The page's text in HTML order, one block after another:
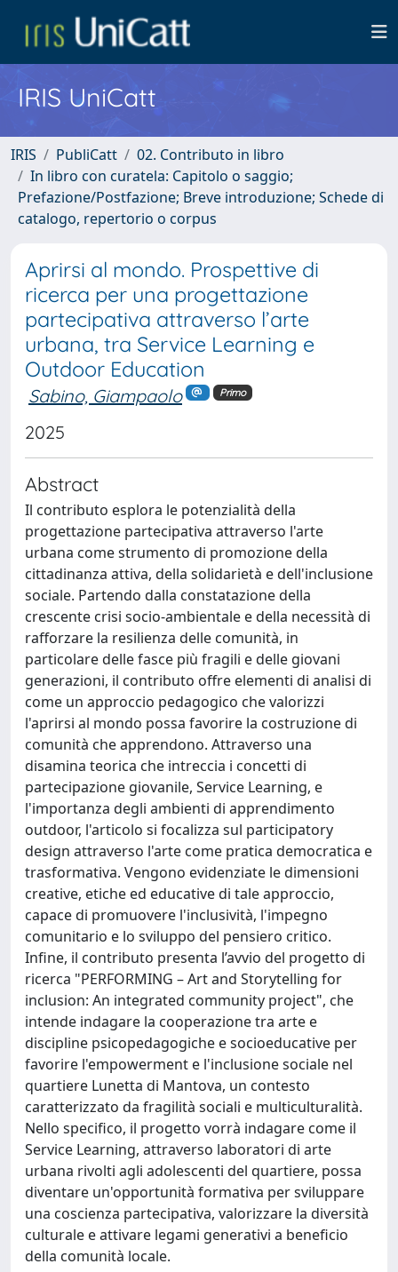
IRIS UniCatt
IRIS PubliCatt
02. Contributo in libro
In libro con curatela: Capitolo o saggio;
Prefazione/Postfazione; Breve introduzione; Schede di
catalogo, repertorio o corpus
Aprirsi al mondo. Prospettive di
ricerca per una progettazione
partecipativa attraverso l’arte
urbana, tra Service Learning e
Outdoor Education
Sabino, Giampaolo Primo
2025
Abstract
Il contributo esplora le potenzialità della
progettazione partecipativa attraverso l'arte
urbana come strumento di promozione della
cittadinanza attiva, della solidarietà e dell'inclusione
sociale. Partendo dalla constatazione della
crescente crisi socio-ambientale e della necessità di
rafforzare la resilienza delle comunità, in
particolare delle fasce più fragili e delle giovani
generazioni, il contributo offre elementi di analisi di
come un approccio pedagogico che valorizzi
l'aprirsi al mondo possa favorire la costruzione di
comunità che apprendono. Attraverso una
disamina teorica che intreccia i concetti di
partecipazione giovanile, Service Learning, e
l'importanza degli ambienti di apprendimento
outdoor, l'articolo si focalizza sul participatory
design attraverso l'arte come pratica democratica e
trasformativa. Vengono evidenziate le dimensioni
creative, etiche ed educative di tale approccio,
capace di promuovere l'inclusività, l'impegno
comunitario e lo sviluppo del pensiero critico.
Infine, il contributo presenta l’avvio del progetto di
ricerca "PERFORMING – Art and Storytelling for
inclusion: An integrated community project", che
intende indagare la cooperazione tra arte e
discipline psicopedagogiche e socioeducative per
favorire l'empowerment e l'inclusione sociale nel
quartiere Lunetta di Mantova, un contesto
caratterizzato da fragilità sociali e multiculturalità.
Nello specifico, il progetto vorrà indagare come il
Service Learning, attraverso laboratori di arte
urbana rivolti agli adolescenti del quartiere, possa
diventare un'opportunità formativa per sviluppare
una coscienza partecipativa, valorizzare la diversità
culturale e attivare legami generativi a beneficio
della comunità locale.